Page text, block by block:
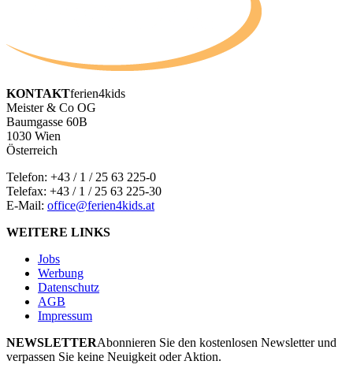
KONTAKTferien4kids
Meister & Co OG
Baumgasse 60B
1030 Wien
Österreich
Telefon: +43 / 1 / 25 63 225-0
Telefax: +43 / 1 / 25 63 225-30
E-Mail: office@ferien4kids.at
WEITERE LINKS
Jobs
Werbung
Datenschutz
AGB
Impressum
NEWSLETTERAbonnieren Sie den kostenlosen Newsletter und
verpassen Sie keine Neuigkeit oder Aktion.